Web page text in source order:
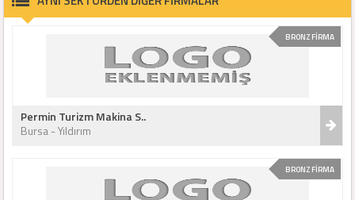
BRONZ FİRMA
Permin Turizm Makina S..
Bursa - Yıldırım
BRONZ FİRMA